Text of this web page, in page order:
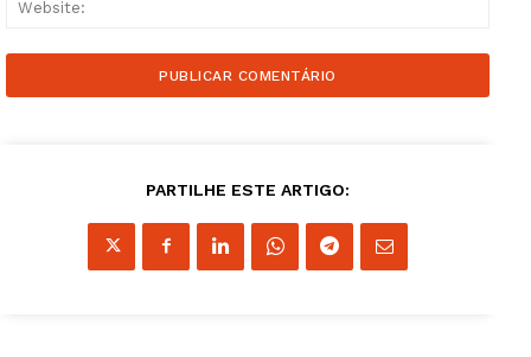
PARTILHE ESTE ARTIGO: